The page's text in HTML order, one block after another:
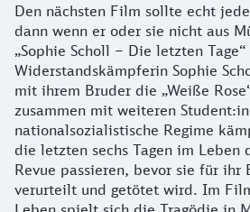
Den nächsten Film sollte echt
dann wenn er oder sie nicht aus
„Sophie Scholl – Die letzten
Widerstandskämpferin Sophie
mit ihrem Bruder die „Weiße
zusammen mit weiteren
nationalsozialistische Regime
die letzten sechs Tagen im Leben
Revue passieren, bevor sie für ihr
verurteilt und getötet wird. Im